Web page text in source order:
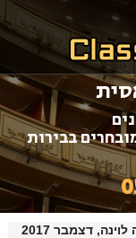
בבירות
דצמבר 2017